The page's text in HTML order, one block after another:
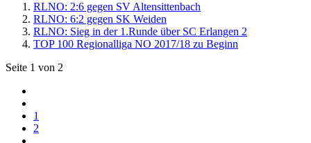
RLNO: 2:6 gegen SV Altensittenbach
RLNO: 6:2 gegen SK Weiden
RLNO: Sieg in der 1.Runde über SC Erlangen 2
TOP 100 Regionalliga NO 2017/18 zu Beginn
Seite 1 von 2
1
2